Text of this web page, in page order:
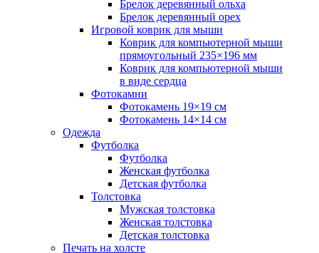
Брелок деревянный ольха
Брелок деревянный орех
Игровой коврик для мыши
Коврик для компьютерной мыши
прямоугольный 235×196 мм
Коврик для компьютерной мыши
в виде сердца
Фотокамни
Фотокамень 19×19 см
Фотокамень 14×14 см
Одежда
Футболка
Футболка
Женская футболка
Детская футболка
Толстовка
Мужская толстовка
Женская толстовка
Детская толстовка
Печать на холсте